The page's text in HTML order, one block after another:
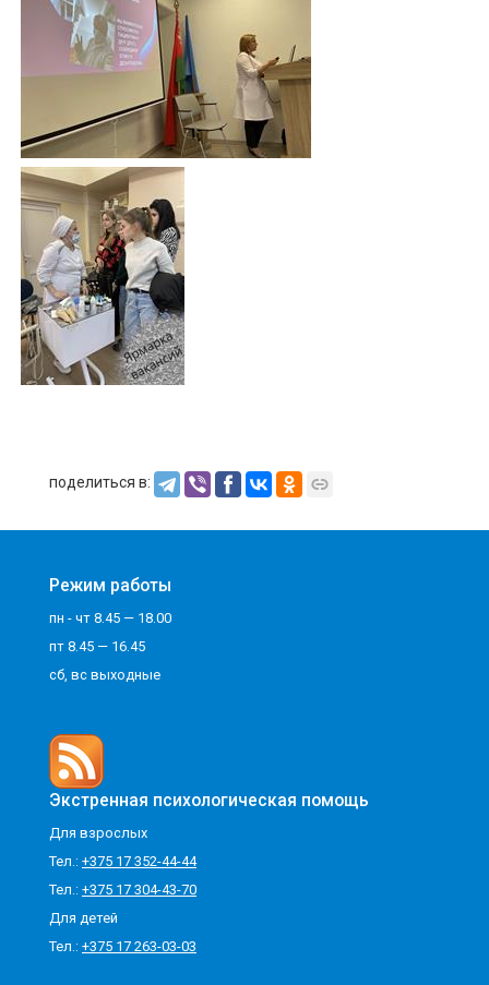
поделиться в:
Режим работы
пн - чт 8.45 — 18.00
пт 8.45 — 16.45
сб, вс выходные
Экстренная психологическая помощь
Для взрослых
Тел.: +375 17 352-44-44
Тел.: +375 17 304-43-70
Для детей
Тел.: +375 17 263-03-03